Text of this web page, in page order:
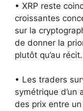
• XRP reste
croissantes
sur la
de donner la
plutôt qu’au récit.
• Les traders
symétrique d’un
des prix entre